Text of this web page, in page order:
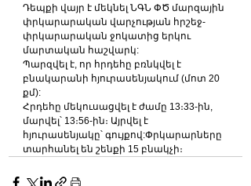
Դեպքի վայր է մեկնել ՆԳՆ ՓԾ մարզային
փրկարարական վարչության հրշեջ-
փրկարարական ջոկատից երկու
մարտական հաշվարկ:
Պարզվել է, որ հրդեհը բռնկվել է
բնակարանի հյուրասենյակում (մոտ 20
քմ):
Հրդեհը մեկուսացվել է ժամը 13։33-ին,
մարվել՝ 13։56-ին։ Այրվել է
հյուրասենյակը՝ գույքով:Փրկարարները
տարհանել են շենքի 15 բնակչի։